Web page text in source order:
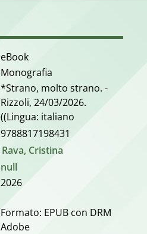
eBook
Monografia
*Strano, molto strano. -
Rizzoli, 24/03/2026.
((Lingua: italiano
9788817198431
Rava, Cristina
null
2026
Formato: EPUB con DRM
Adobe